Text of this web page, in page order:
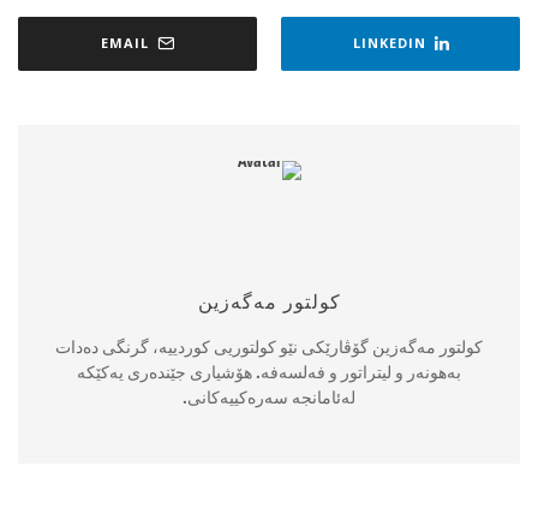
LINKEDIN
EMAIL
كولتور مه‌گه‌زین
كولتور مه‌گه‌زین گۆڤارێكی نێو كولتوریی كوردییه‌، گرنگی ده‌دات
به‌هونه‌ر و لیتراتور و فه‌لسه‌فه‌. هۆشیاری جێنده‌ری یه‌كێكه‌
له‌ئامانجه‌ سه‌ره‌كییه‌كانی.